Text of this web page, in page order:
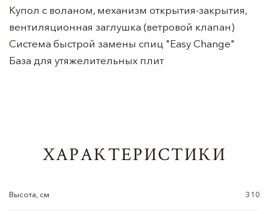
Купол с воланом, механизм открытия-закрытия,
вентиляционная заглушка (ветровой клапан)
Система быстрой замены спиц "Easy Change"
База для утяжелительных плит
ХАРАКТЕРИСТИКИ
Высота, см 310